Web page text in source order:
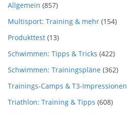
Allgemein (857)
Multisport: Training & mehr (154)
Produkttest (13)
Schwimmen: Tipps & Tricks (422)
Schwimmen: Trainingspläne (362)
Trainings-Camps & T3-Impressionen
Triathlon: Training & Tipps (608)